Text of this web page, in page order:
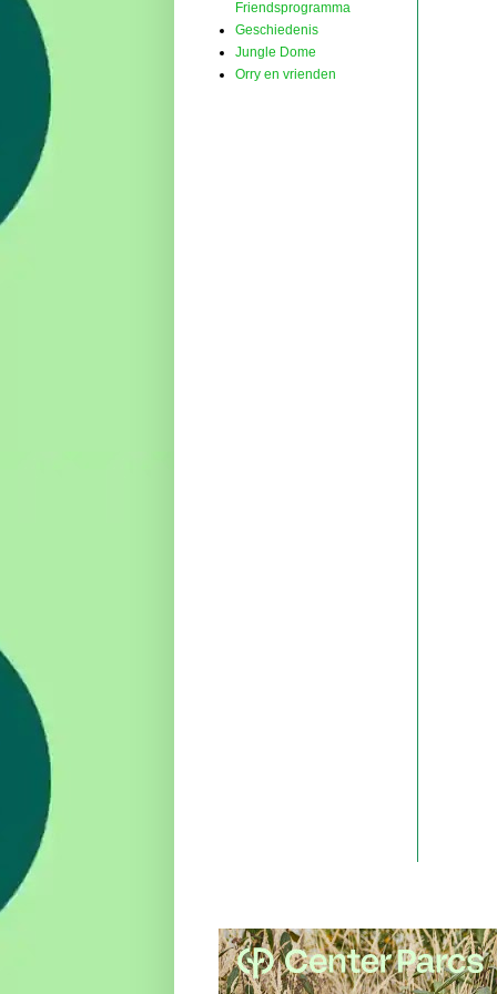
Friendsprogramma
Geschiedenis
Jungle Dome
Orry en vrienden